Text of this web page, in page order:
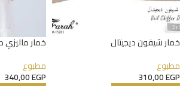
خمار شيفون ديجيتال
مطبوع
310,00EGP
خمار ماليزي
مطبوع
340,00EGP